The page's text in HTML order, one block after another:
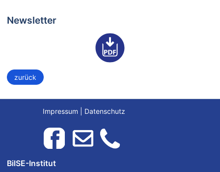
Newsletter
zurück
Impressum Datenschutz
BilSE-Institut